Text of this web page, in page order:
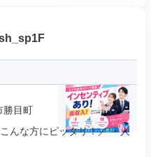
勝目町
んな方にピッタリ！／ ・人